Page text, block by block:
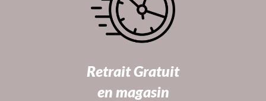
Retrait Gratuit
en magasin